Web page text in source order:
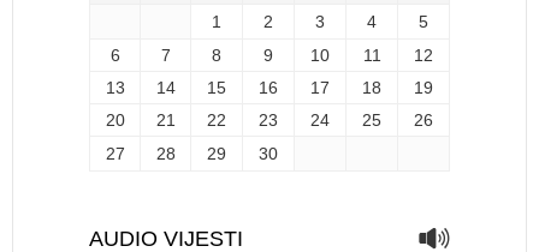
1 2 3 4
5
6
7 8 9 10 11
12
13
14 15 16 17 18
19
20
21 22 23 24 25
26
27
28 29 30
AUDIO VIJESTI